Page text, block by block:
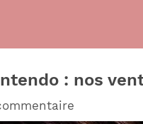
: nos